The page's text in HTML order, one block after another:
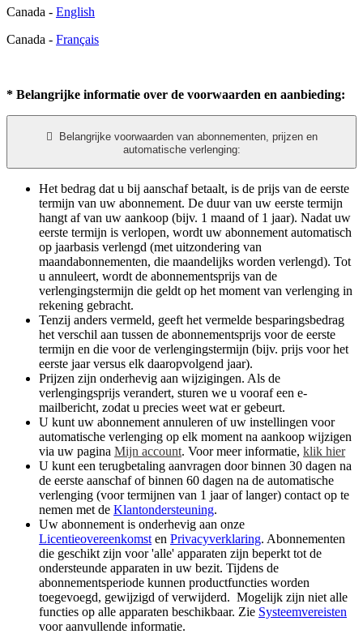
Canada - English
Canada - Français
* Belangrijke informatie over de voorwaarden en aanbieding:

Belangrijke voorwaarden van abonnementen, prijzen en
automatische verlenging:
Het bedrag dat u bij aanschaf betaalt, is de prijs van de eerste
termijn van uw abonnement. De duur van uw eerste termijn
hangt af van uw aankoop (bijv. 1 maand of 1 jaar). Nadat uw
eerste termijn is verlopen, wordt uw abonnement automatisch
op jaarbasis verlengd (met uitzondering van
maandabonnementen, die maandelijks worden verlengd). Tot
u annuleert, wordt de abonnementsprijs van de
verlengingstermijn die geldt op het moment van verlenging in
rekening gebracht.​
Tenzij anders vermeld, geeft het vermelde besparingsbedrag
het verschil aan tussen de abonnementsprijs voor de eerste
termijn en die voor de verlengingstermijn (bijv. prijs voor het
eerste jaar versus elk daaropvolgend jaar).
Prijzen zijn onderhevig aan wijzigingen. Als de
verlengingsprijs verandert, sturen we u vooraf een e-
mailbericht, zodat u precies weet wat er gebeurt.
U kunt uw abonnement annuleren of uw instellingen voor
automatische verlenging op elk moment na aankoop wijzigen
via uw pagina Mijn account. Voor meer informatie, klik hier
U kunt een terugbetaling aanvragen door binnen 30 dagen na
de eerste aanschaf of binnen 60 dagen na de automatische
verlenging (voor termijnen van 1 jaar of langer) contact op te
nemen met de Klantondersteuning.
Uw abonnement is onderhevig aan onze
Licentieovereenkomst en Privacyverklaring. Abonnementen
die geschikt zijn voor 'alle' apparaten zijn beperkt tot de
ondersteunde apparaten in uw bezit. Tijdens de
abonnementsperiode kunnen productfuncties worden
toegevoegd, gewijzigd of verwijderd. Mogelijk zijn niet alle
functies op alle apparaten beschikbaar. Zie Systeemvereisten
voor aanvullende informatie.